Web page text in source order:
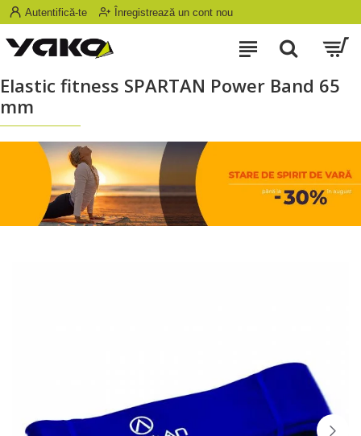
Autentifică-te Înregistrează un cont nou
Elastic fitness SPARTAN Power Band 65
mm